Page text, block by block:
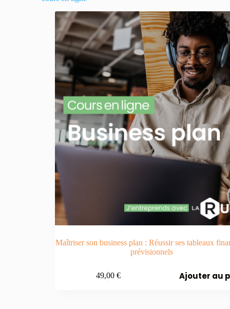
Maîtriser son business plan : Réussir ses tableaux
prévisionnels
49,00€ Ajouter au